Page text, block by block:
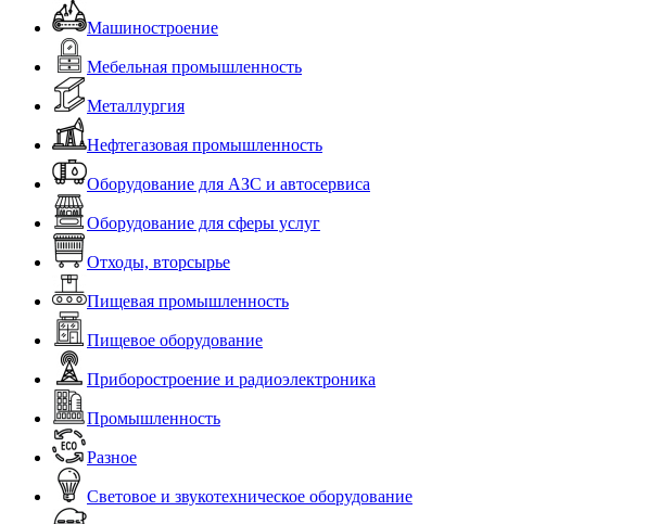
Машиностроение
Мебельная промышленность
Металлургия
Нефтегазовая промышленность
Оборудование для АЗС и автосервиса
Оборудование для сферы услуг
Отходы, вторсырье
Пищевая промышленность
Пищевое оборудование
Приборостроение и радиоэлектроника
Промышленность
Разное
Световое и звукотехническое оборудование